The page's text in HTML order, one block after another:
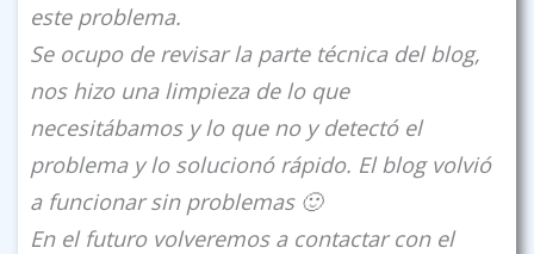
este problema.
Se ocupo de revisar la parte técnica del blog,
nos hizo una limpieza de lo que
necesitábamos y lo que no y detectó el
problema y lo solucionó rápido. El blog volvió
a funcionar sin problemas 🙂
En el futuro volveremos a contactar con el